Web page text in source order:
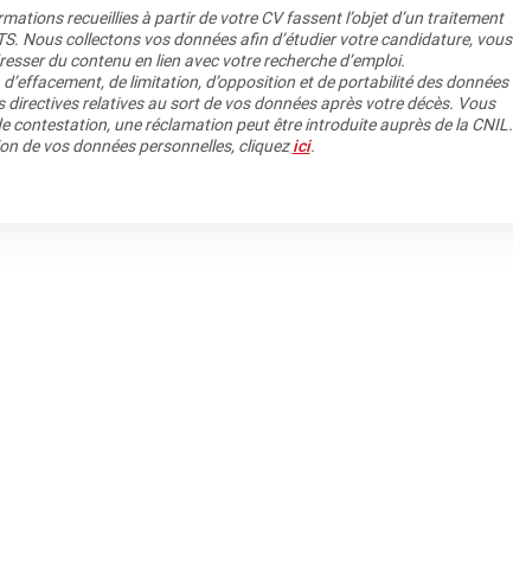
recueillies à partir de votre CV fassent l’objet d’un traitement
Nous collectons vos données afin d’étudier votre candidature, vous
du contenu en lien avec votre recherche d’emploi.
de limitation, d’opposition et de portabilité des données
relatives au sort de vos données après votre décès. Vous
contestation, une réclamation peut être introduite auprès de la CNIL.
de vos données personnelles, cliquezici.